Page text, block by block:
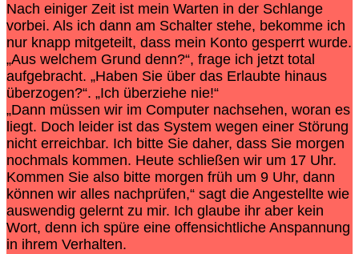
Nach einiger Zeit ist mein Warten in der Schlange
vorbei. Als ich dann am Schalter stehe, bekomme ich
nur knapp mitgeteilt, dass mein Konto gesperrt wurde.
„Aus welchem Grund denn?“, frage ich jetzt total
aufgebracht. „Haben Sie über das Erlaubte hinaus
überzogen?“. „Ich überziehe nie!“
„Dann müssen wir im Computer nachsehen, woran es
liegt. Doch leider ist das System wegen einer Störung
nicht erreichbar. Ich bitte Sie daher, dass Sie morgen
nochmals kommen. Heute schließen wir um 17 Uhr.
Kommen Sie also bitte morgen früh um 9 Uhr, dann
können wir alles nachprüfen,“ sagt die Angestellte wie
auswendig gelernt zu mir. Ich glaube ihr aber kein
Wort, denn ich spüre eine offensichtliche Anspannung
in ihrem Verhalten.